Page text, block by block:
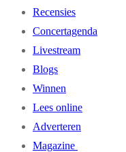
Recensies
Concertagenda
Livestream
Blogs
Winnen
Lees online
Adverteren
Magazine